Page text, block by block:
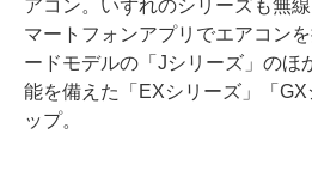
アコン。いずれのシリーズも無
マートフォンアプリでエアコン
ードモデルの「Jシリーズ」のほ
能を備えた「EXシリーズ」「
ップ。